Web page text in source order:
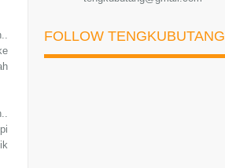
FOLLOW TENGKUBUTANG